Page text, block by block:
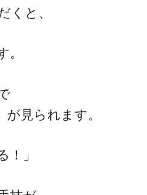
くと、
。
見られます。
！」